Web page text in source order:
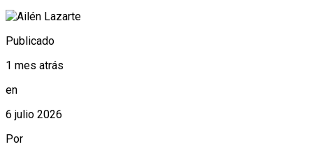
Publicado
1 mes atrás
en
6 julio 2026
Por